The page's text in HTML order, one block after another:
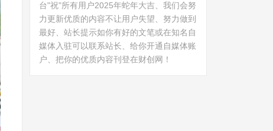
台"祝"所有用户2025年蛇年大吉、我们会努
力更新优质的内容不让用户失望、努力做到
最好、站长提示如你有好的文笔或在知名自
媒体入驻可以联系站长、给你开通自媒体账
户、把你的优质内容刊登在财创网！